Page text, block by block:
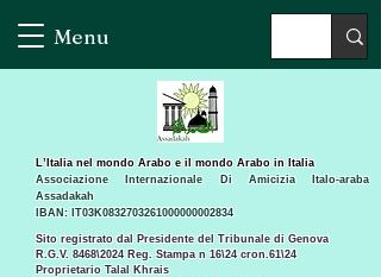
Menu
Sito registrato dal Presidente del Tribunale di Genova
R.G.V. 8468\2024 Reg. Stampa n 16\24 cron.61\24 ​
Proprietario Talal Khrais
L’Italia nel mondo Arabo e il mondo Arabo in Italia
Associazione Internazionale Di Amicizia Italo-araba
Assadakah
IBAN: IT03K0832703261000000002834